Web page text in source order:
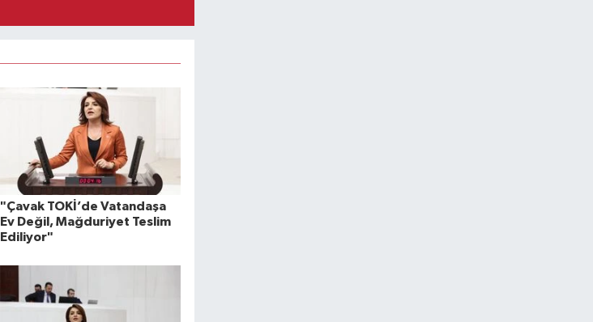
"Çavak TOKİ’de Vatandaşa
Ev Değil, Mağduriyet Teslim
Ediliyor"